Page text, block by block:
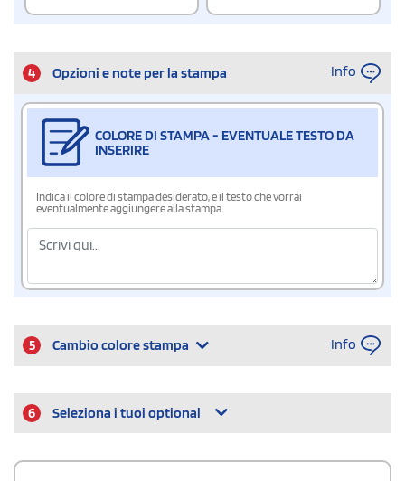
4 Opzioni e note per la stampa Info
COLORE DI STAMPA - EVENTUALE TESTO DA
INSERIRE
Indica il colore di stampa desiderato, e il testo che vorrai
eventualmente aggiungere alla stampa.
5 Cambio colore stampa Info
6 Seleziona i tuoi optional